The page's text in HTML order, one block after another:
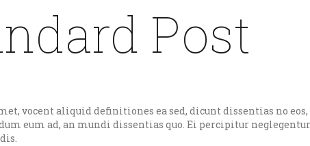
Post
vocent aliquid definitiones ea sed, dicunt dissentias no
eum ad, an mundi dissentias quo. Ei percipitur